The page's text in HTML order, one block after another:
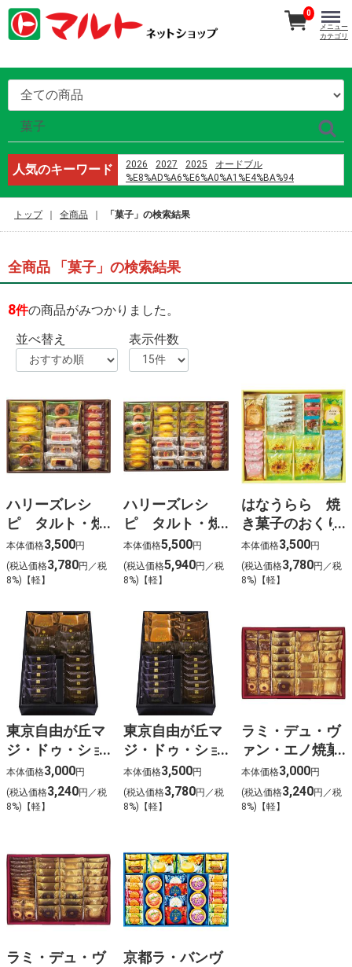
人気のキーワード 2026 2027 2025
オードブル
%E8%AD%A6%E6%A0%A1%E4%BA%94
%E9%B8%A1%E5%B7%B4
2024
%E8%A3%8F%E8%A1%A8
%E4%BD%9C%E8%AF%8D
%E9%98%BF%E6%9D%B0 %E4%BC%B4%E5%A5%8F
%E9%98%BF%E6%B3%A2%E5%B8%82
%E6%A5%BD%E5%BF%83
%E8%B0%B7%E4%B8%8A
%E4%BA%88%E7%B4%84
桃
%D9%85%D8%A7%D9%86%D9%87%D9%88%D8%A7
%D9%8A%D8%A7%D9%88%D9%8A
%D8%A7%D9%84%D9%86%D8%B5%D9%84
%D8%A7%D9%84%D9%81%D8%B5%D9%84 42
ardbeg y2k %E8%92%B8%E7%95%99%E6%89%80
0
メニュー
カテゴリ
トップ 全商品 「菓子」の検索結果
全商品 「菓子」の検索結果
8件の商品がみつかりました。
並べ替え
表示件数
ハリーズレシ
ピ タルト・焼
き菓子セット
本体価格3,500円
(税込価格3,780円／税
8%)【軽】
ハリーズレシ
ピ タルト・焼
き菓子セット
本体価格5,500円
(税込価格5,940円／税
8%)【軽】
はなうらら 焼
き菓子のおくり
もの
本体価格3,500円
(税込価格3,780円／税
8%)【軽】
東京自由が丘マ
ジ・ドゥ・ショ
コラ監修 焼き
菓子ギフト
本体価格3,000円
(税込価格3,240円／税
8%)【軽】
東京自由が丘マ
ジ・ドゥ・ショ
コラ監修 焼き
菓子ギフト
本体価格3,500円
(税込価格3,780円／税
8%)【軽】
ラミ・デュ・ヴ
ァン・エノ焼菓
子
本体価格3,000円
(税込価格3,240円／税
8%)【軽】
ラミ・デュ・ヴ
京都ラ・バンヴ